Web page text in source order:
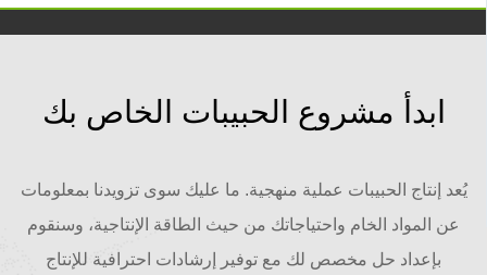
ابدأ مشروع الحبيبات الخاص بك
يُعد إنتاج الحبيبات عملية منهجية. ما عليك سوى تزويدنا بمعلومات
عن المواد الخام واحتياجاتك من حيث الطاقة الإنتاجية، وسنقوم
بإعداد حل مخصص لك مع توفير إرشادات احترافية للإنتاج